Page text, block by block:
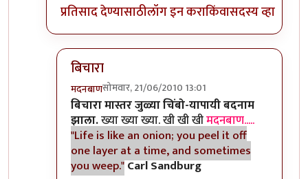
प्रतिसाद देण्यासाठीलॉग इन कराकिंवासदस्य व्हा
बिचारा
मदनबाणसोमवार, 21/06/2010 13:01
In reply toआणि बिचाराbyअवलिया
बिचारा मास्तर जुळ्या चिंबो-यापायी बदनाम
झाला.ख्या ख्या ख्या. खी खी खीमदनबाण.....
"Life is like an onion; you peel it off
one layer at a time, and sometimes
you weep."Carl Sandburg